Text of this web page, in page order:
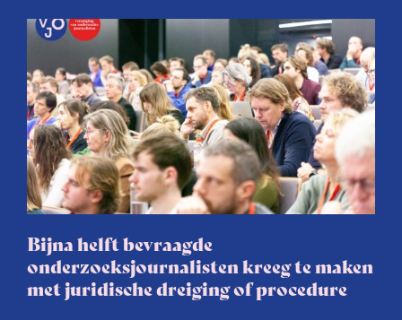
Bijna helft bevraagde
onderzoeksjournalisten kreeg te maken
met juridische dreiging of procedure